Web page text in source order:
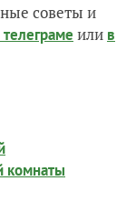
советы и
телеграме или в
комнаты